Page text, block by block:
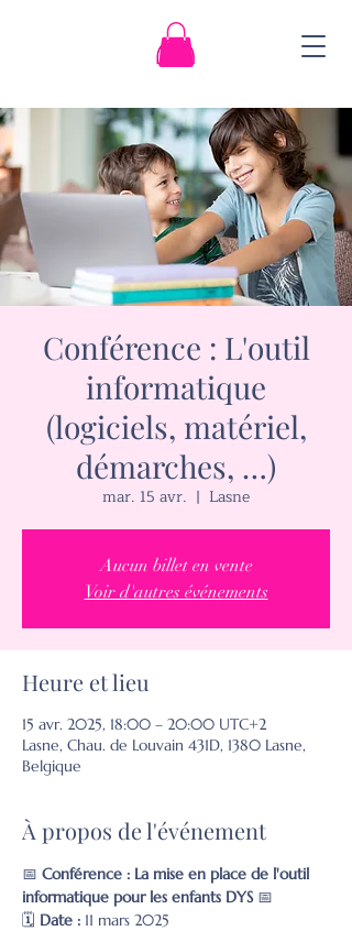
Conférence : L'outil
informatique
(logiciels, matériel,
démarches, …)
mar. 15 avr.
  |
Lasne
Aucun billet en vente
Voir d'autres événements
Heure et lieu
15 avr. 2025, 18:00 – 20:00 UTC+2
Lasne, Chau. de Louvain 431D, 1380 Lasne,
Belgique
À propos de l'événement
📅 Conférence : La mise en place de l'outil
informatique pour les enfants DYS 📅
🗓️ Date : 11 mars 2025